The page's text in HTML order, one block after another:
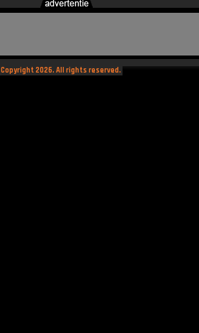
Copyright 2026. All rights reserved.